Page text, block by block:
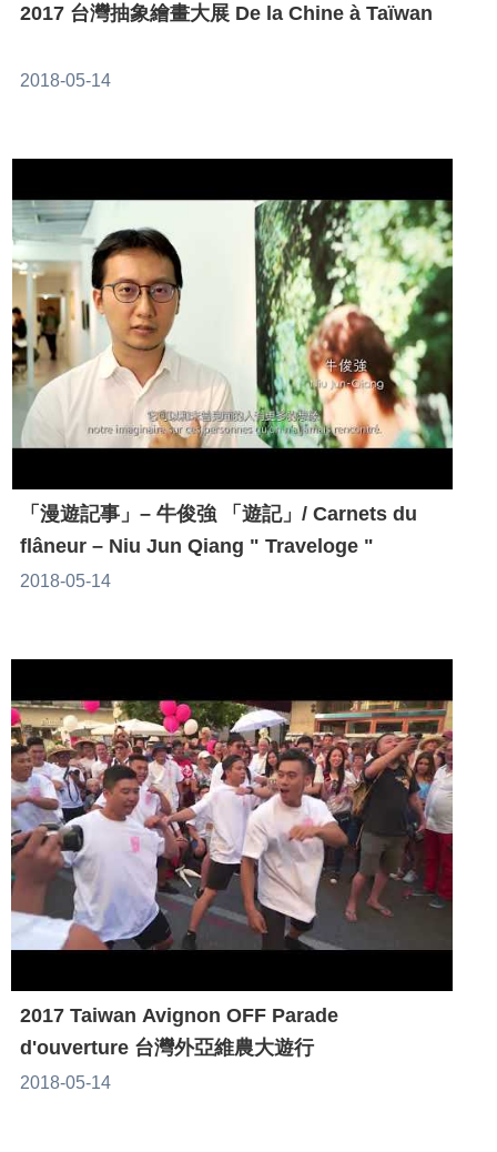
2017 台灣抽象繪畫大展 De la Chine à Taïwan
2018-05-14
「漫遊記事」– 牛俊強 「遊記」/ Carnets du
flâneur – Niu Jun Qiang " Traveloge "
2018-05-14
2017 Taiwan Avignon OFF Parade
d'ouverture 台灣外亞維農大遊行
2018-05-14